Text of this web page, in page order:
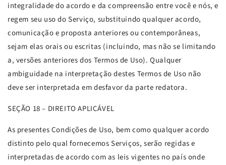
integralidade do acordo e da compreensão entre você e nós, e
regem seu uso do Serviço, substituindo qualquer acordo,
comunicação e proposta anteriores ou contemporâneas,
sejam elas orais ou escritas (incluindo, mas não se limitando
a, versões anteriores dos Termos de Uso). Qualquer
ambiguidade na interpretação destes Termos de Uso não
deve ser interpretada em desfavor da parte redatora.
SEÇÃO 18 – DIREITO APLICÁVEL
As presentes Condições de Uso, bem como qualquer acordo
distinto pelo qual fornecemos Serviços, serão regidas e
interpretadas de acordo com as leis vigentes no país onde